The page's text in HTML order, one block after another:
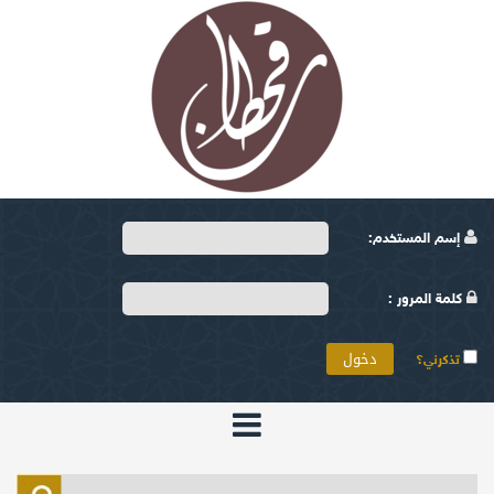
إسم المستخدم:
كلمة المرور :
تذكرني؟